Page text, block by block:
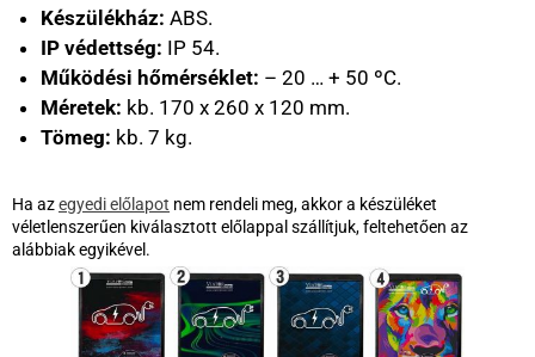
Készülékház: ABS.
IP védettség: IP 54.
Működési hőmérséklet: – 20 … + 50 ºC.
Méretek: kb. 170 x 260 x 120 mm.
Tömeg: kb. 7 kg.
Ha azegyedi előlapot nem rendeli meg, akkor a készüléket
véletlenszerűen kiválasztott előlappal szállítjuk, feltehetően az
alábbiak egyikével.